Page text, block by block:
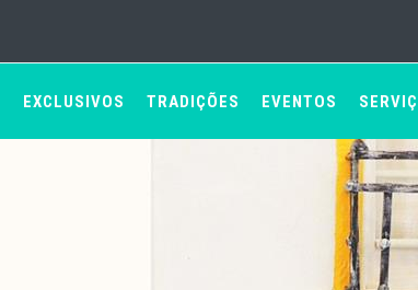
EXCLUSIVOS TRADIÇÕES EVENTOS